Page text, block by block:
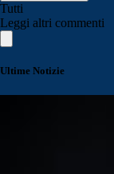
Tutti
Leggi altri commenti
Ultime Notizie